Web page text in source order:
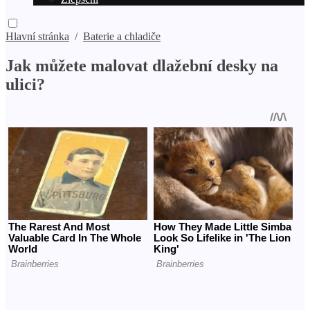
Hlavní stránka / Baterie a chladiče
Jak můžete malovat dlažební desky na
ulici?